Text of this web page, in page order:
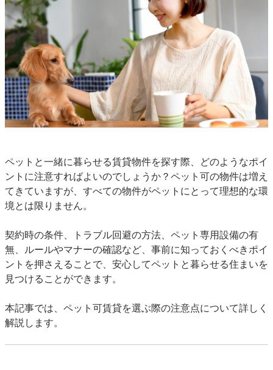
ペットと一緒に暮らせる賃貸物件を探す際、どのようなポイ
ントに注意すればよいのでしょうか？ペット可の物件は増え
てきていますが、すべての物件がペットにとって理想的な環
境とは限りません。
契約時の条件、トラブル回避の方法、ペット専用設備の有
無、ルールやマナーの確認など、事前に知っておくべきポイ
ントを押さえることで、安心してペットと暮らせる住まいを
見つけることができます。
本記事では、ペット可賃貸を選ぶ際の注意点について詳しく
解説します。